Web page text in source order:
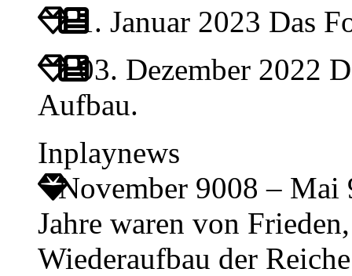
1. Januar 2023 Das
03. Dezember 2022
Aufbau.
Inplaynews
November 9008 – Mai
Jahre waren von
Wiederaufbau der